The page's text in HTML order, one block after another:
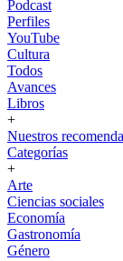
Podcast
Perfiles
YouTube
Cultura
Todos
Avances
Libros
+
Nuestros
Categorías
+
Arte
Ciencias sociales
Economía
Gastronomía
Género